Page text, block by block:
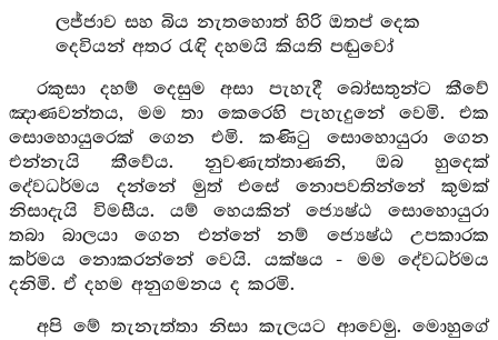
ලජ්ජාව සහ බිය නැතහොත් හිරි ඔතප් දෙක
දෙවියන් අතර රැඳි දහමයි කියති පඬුවෝ
රකුසා දහම් දෙසුම අසා පැහැදී බෝසතුන්ට කීවේ
ඤාණවන්තය, මම තා කෙරෙහි පැහැදුනේ වෙමි. එක
සොහොයුරෙක් ගෙන එමි. කණිටු සොහොයුරා ගෙන
එන්නැයි කීවේය. නුවණැත්තාණනි, ඔබ හුදෙක්
දේවධර්මය දන්නේ මුත් එසේ නොපවතින්නේ කුමක්
නිසාදැයි විමසීය. යම් හෙයකින් ජ්‍යෙෂ්ඨ සොහොයුරා
තබා බාලයා ගෙන එන්නේ නම් ජ්‍යෙෂ්ඨ උපකාරක
කර්මය නොකරන්නේ වෙයි. යක්ෂය - මම දේවධර්මය
දනිමි. ඒ දහම අනුගමනය ද කරමි.
අපි මේ තැනැත්තා නිසා කැලයට ආවෙමු. මොහුගේ